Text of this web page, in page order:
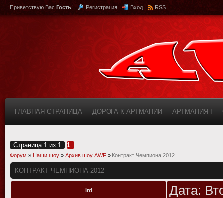
Приветствую Вас Гость! Регистрация Вход RSS
ГЛАВНАЯ СТРАНИЦА ДОРОГА К АРТМАНИИ АРТМАНИЯ I
Страница 1 из 1 1
Форум » Наши шоу » Архив шоу AWF » Контракт Чемпиона 2012
КОНТРАКТ ЧЕМПИОНА 2012
ird Дата: